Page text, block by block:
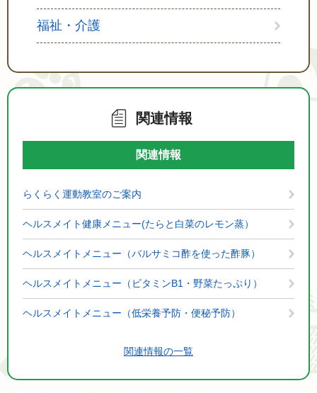
福祉・介護
関連情報
関連情報
らくらく運動教室のご案内
ヘルスメイト健康メニュー(たらと白菜のレモン蒸）
ヘルスメイトメニュー（バルサミコ酢を使った酢豚）
ヘルスメイトメニュー（ビタミンB1・野菜たっぷり）
ヘルスメイトメニュー（低栄養予防・便秘予防）
関連情報の一覧